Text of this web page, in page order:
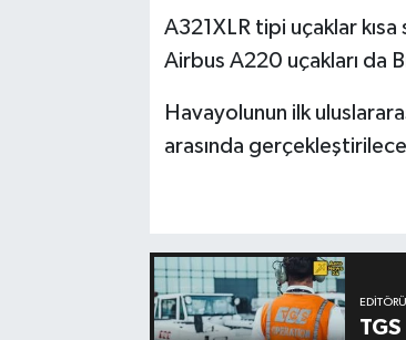
A321XLR tipi uçaklar
Airbus A220 uçakları da
Havayolunun ilk
arasında